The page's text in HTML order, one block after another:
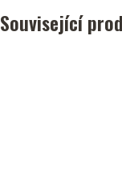
Související